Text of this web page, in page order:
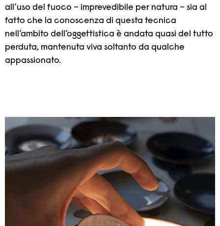
all’uso del fuoco – imprevedibile per natura – sia al
fatto che la conoscenza di questa tecnica
nell’ambito dell’oggettistica è andata quasi del tutto
perduta, mantenuta viva soltanto da qualche
appassionato.